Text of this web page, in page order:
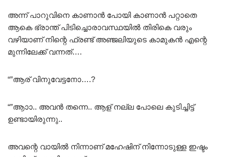
അന്ന് പാറുവിനെ കാണാൻ പോയി കാണാൻ പറ്റാതെ
ആകെ ഭ്രാന്ത് പിടിച്ചൊരാവസ്ഥയിൽ തിരികെ വരും
വഴിയാണ് നിന്റെ ഫ്രണ്ട് അഞ്ജലിയുടെ കാമുകൻ എന്റെ
മുന്നിലേക്ക് വന്നത്….
“”ആര് വിനുവേട്ടനോ….?
“”ആാാ.. അവൻ തന്നെ.. ആള് നല്ല പോലെ കുടിച്ചിട്ട്
ഉണ്ടായിരുന്നു..
അവന്റെ വായിൽ നിന്നാണ് മഹേഷിന് നിന്നോടുള്ള ഇഷ്ടം